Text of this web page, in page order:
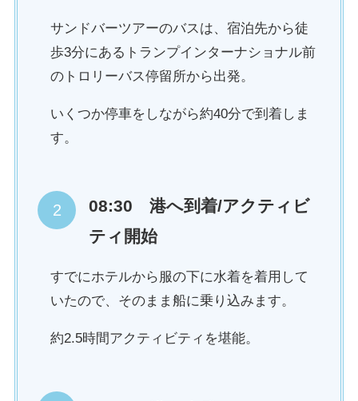
サンドバーツアーのバスは、宿泊先から徒
歩3分にあるトランプインターナショナル前
のトロリーバス停留所から出発。
いくつか停車をしながら約40分で到着しま
す。
08:30 港へ到着/アクティビ
ティ開始
すでにホテルから服の下に水着を着用して
いたので、そのまま船に乗り込みます。
約2.5時間アクティビティを堪能。